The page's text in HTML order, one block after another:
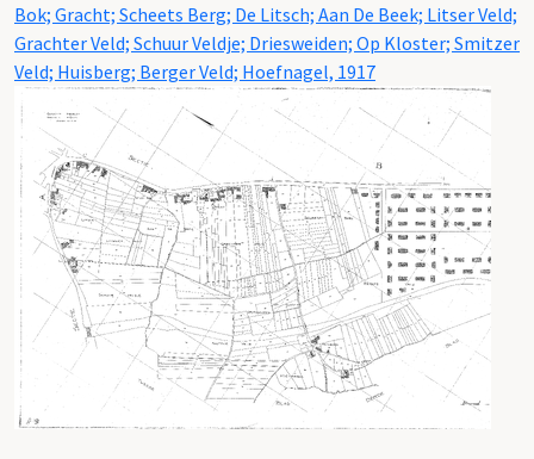
Bok; Gracht; Scheets Berg; De Litsch; Aan De Beek; Litser Veld;
Grachter Veld; Schuur Veldje; Driesweiden; Op Kloster; Smitzer
Veld; Huisberg; Berger Veld; Hoefnagel, 1917